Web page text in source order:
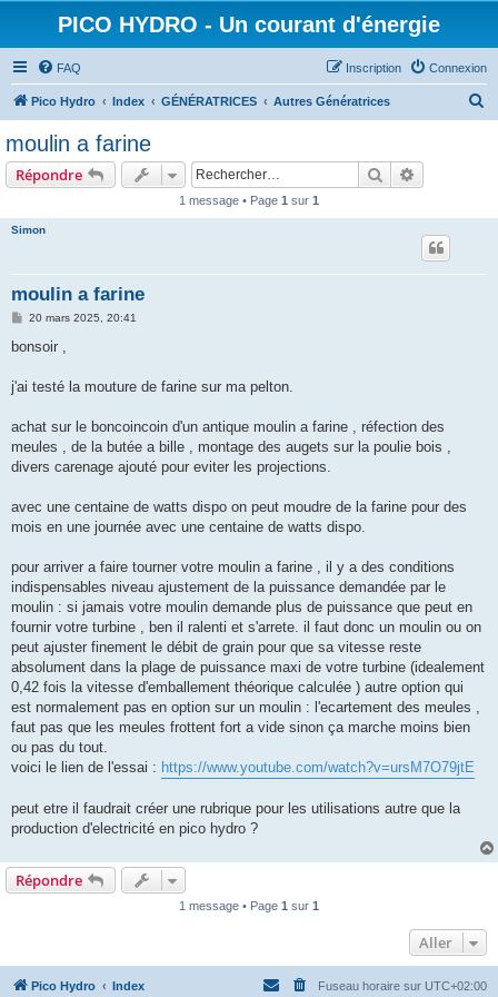
PICO HYDRO - Un courant d'énergie
FAQ Connexion
Inscription
Pico Hydro Index GÉNÉRATRICES Autres Génératrices
moulin a farine
Répondre Rechercher
1 message • Page 1 sur 1
Simon
moulin a farine
M
s
g
20 mars 2025, 20:41
bonsoir ,
j'ai testé la mouture de farine sur ma pelton.
achat sur le boncoincoin d'un antique moulin a farine , réfection des
meules , de la butée a bille , montage des augets sur la poulie bois ,
divers carenage ajouté pour eviter les projections.
avec une centaine de watts dispo on peut moudre de la farine pour des
mois en une journée avec une centaine de watts dispo.
pour arriver a faire tourner votre moulin a farine , il y a des conditions
indispensables niveau ajustement de la puissance demandée par le
moulin : si jamais votre moulin demande plus de puissance que peut en
fournir votre turbine , ben il ralenti et s'arrete. il faut donc un moulin ou on
peut ajuster finement le débit de grain pour que sa vitesse reste
absolument dans la plage de puissance maxi de votre turbine (idealement
0,42 fois la vitesse d'emballement théorique calculée ) autre option qui
est normalement pas en option sur un moulin : l'ecartement des meules ,
faut pas que les meules frottent fort a vide sinon ça marche moins bien
ou pas du tout.
voici le lien de l'essai : https://www.youtube.com/watch?v=ursM7O79jtE
peut etre il faudrait créer une rubrique pour les utilisations autre que la
production d'electricité en pico hydro ?
Répondre
1 message • Page 1 sur 1
Aller
Pico Hydro Index Fuseau horaire sur UTC+02:00